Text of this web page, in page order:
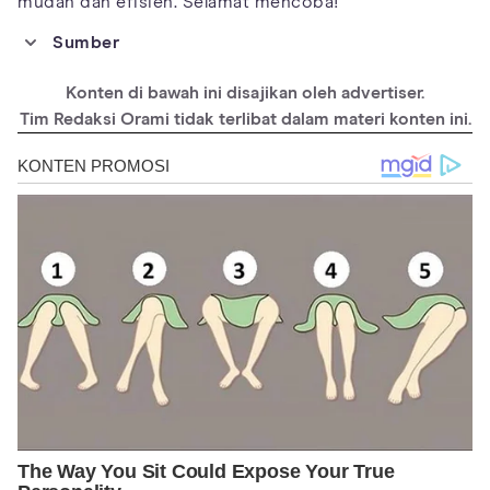
Sumber
https://www.healthline.com/health/best-way-to-remove-pubic-
hair#_noHeaderPrefixedContent
diy-waxing
Konten di bawah ini disajikan oleh advertiser.
Tim Redaksi Orami tidak terlibat dalam materi konten ini.